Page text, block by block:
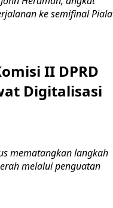
ke semifinal Piala
II DPRD
Digitalisasi
mematangkan langkah
melalui penguatan